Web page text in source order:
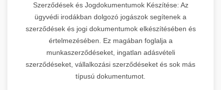
Szerződések és Jogdokumentumok Készítése: Az
ügyvédi irodákban dolgozó jogászok segítenek a
szerződések és jogi dokumentumok elkészítésében és
értelmezésében. Ez magában foglalja a
munkaszerződéseket, ingatlan adásvételi
szerződéseket, vállalkozási szerződéseket és sok más
típusú dokumentumot.